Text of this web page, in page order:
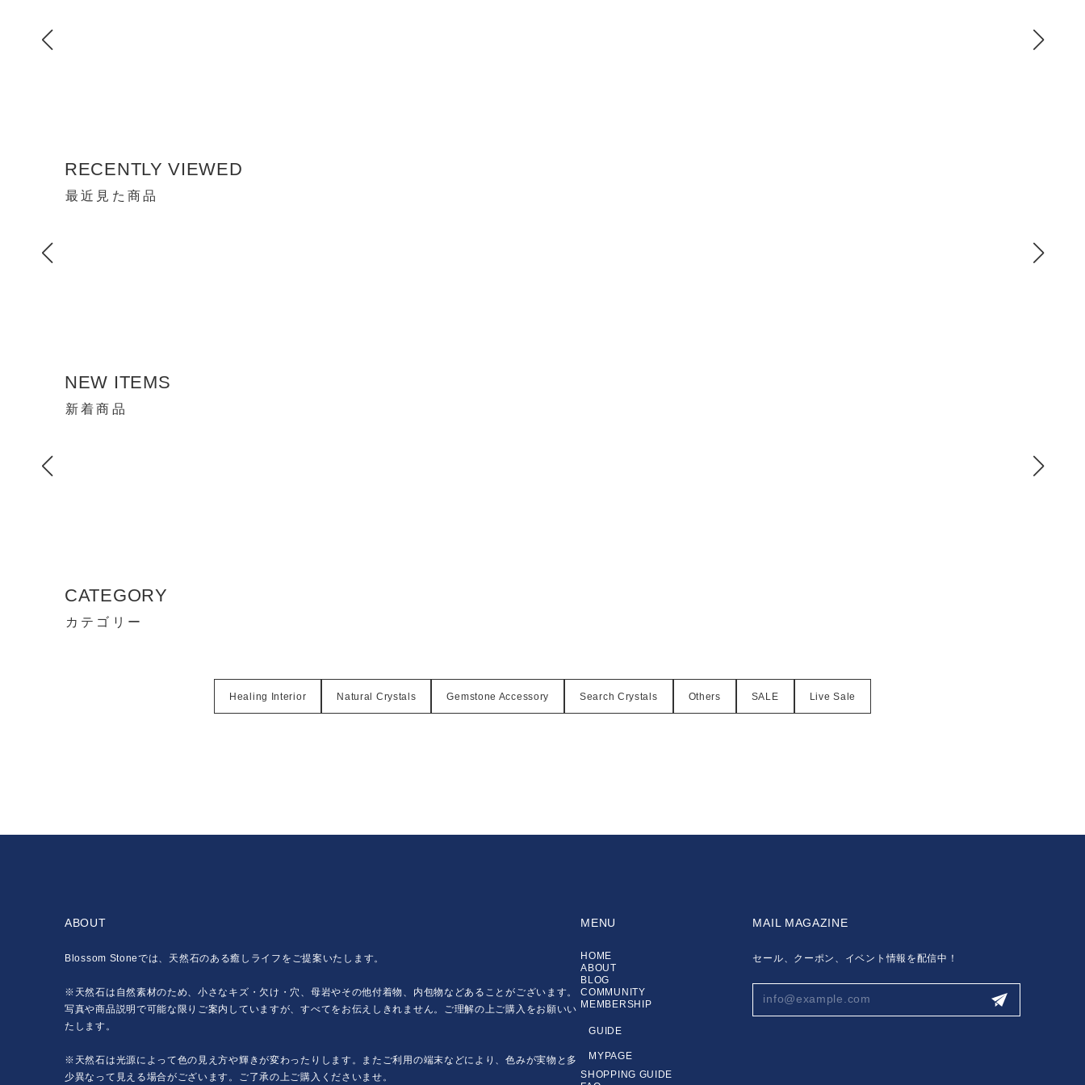
RECENTLY VIEWED
最近見た商品
NEW ITEMS
新着商品
CATEGORY
カテゴリー
Healing Interior Natural Crystals Gemstone Accessory Search Crystals Others SALE Live Sale
ABOUT
Blossom Stoneでは、天然石のある癒しライフをご提案いたします。
※天然石は自然素材のため、小さなキズ・欠け・穴、母岩やその他付着物、内包物などあることがございます。
写真や商品説明で可能な限りご案内していますが、すべてをお伝えしきれません。ご理解の上ご購入をお願いい
たします。
※天然石は光源によって色の見え方や輝きが変わったりします。またご利用の端末などにより、色みが実物と多
少異なって見える場合がございます。ご了承の上ご購入くださいませ。
MENU
HOME
ABOUT
BLOG
COMMUNITY
MEMBERSHIP
GUIDE
MYPAGE
SHOPPING GUIDE
MAIL MAGAZINE
セール、クーポン、イベント情報を配信中！